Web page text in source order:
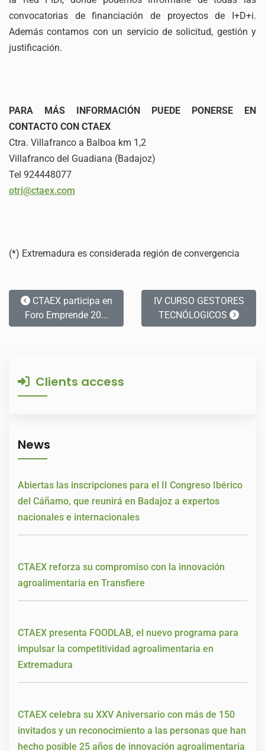
convocatorias de financiación de proyectos de I+D+i.
Además contamos con un servicio de solicitud, gestión y
justificación.
PARA MÁS INFORMACIÓN PUEDE PONERSE EN
CONTACTO CON CTAEX
Ctra. Villafranco a Balboa km 1,2
Villafranco del Guadiana (Badajoz)
Tel 924448077
otri@ctaex.com
(*) Extremadura es considerada región de convergencia
CTAEX participa en
Foro Emprende 20...
IV CURSO GESTORES
TECNÓLOGICOS
Clients access
News
Abiertas las inscripciones para el II Congreso Ibérico
del Cáñamo, que reunirá en Badajoz a expertos
nacionales e internacionales
CTAEX reforza su compromiso con la innovación
agroalimentaria en Transfiere
CTAEX presenta FOODLAB, el nuevo programa para
impulsar la competitividad agroalimentaria en
Extremadura
CTAEX celebra su XXV Aniversario con más de 150
invitados y un reconocimiento a las personas que han
hecho posible 25 años de innovación agroalimentaria